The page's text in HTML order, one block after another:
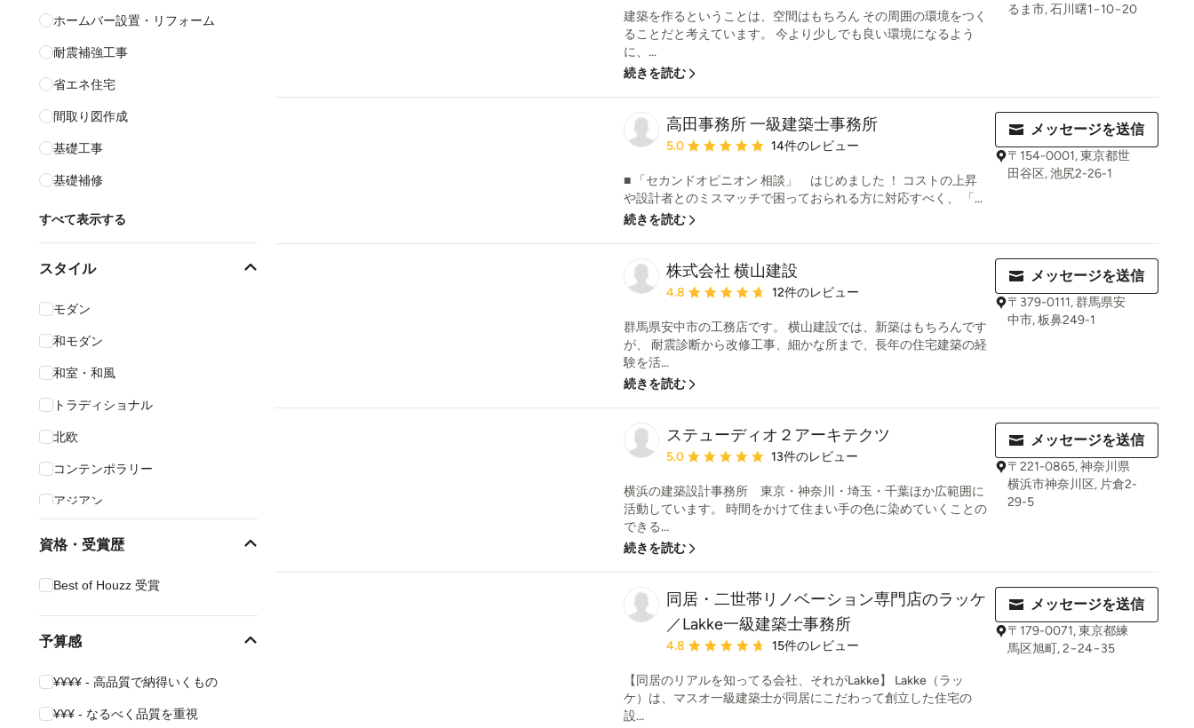
ホームバー設置・リフォーム
耐震補強工事
省エネ住宅
間取り図作成
基礎工事
基礎補修
すべて表示する
スタイル
モダン
和モダン
和室・和風
トラディショナル
北欧
コンテンポラリー
アジアン
シャビーシック調
資格・受賞歴
Best of Houzz 受賞
予算感
¥¥¥¥ - 高品質で納得いくもの
¥¥¥ - なるべく品質を重視
建築を作るということは、空間はもちろん その周囲の環境をつく
ることだと考えています。 今より少しでも良い環境になるよう
に、...
続きを読む
るま市, 石川曙1−10−20
高田事務所 一級建築士事務所
平均評価：5つ星中 星5
5.0 14件のレビュー
■ 「セカンドオピニオン 相談」 はじめました ！ コストの上昇
や設計者とのミスマッチで困っておられる方に対応すべく、 「...
続きを読む
メッセージを送信
〒154-0001, 東京都世
田谷区, 池尻2-26-1
株式会社 横山建設
平均評価：5つ星中 星4.8
4.8 12件のレビュー
群馬県安中市の工務店です。 横山建設では、新築はもちろんです
が、 耐震診断から改修工事、細かな所まで、長年の住宅建築の経
験を活...
続きを読む
メッセージを送信
〒379-0111, 群馬県安
中市, 板鼻249-1
ステューディオ２アーキテクツ
平均評価：5つ星中 星5
5.0 13件のレビュー
横浜の建築設計事務所 東京・神奈川・埼玉・千葉ほか広範囲に
活動しています。 時間をかけて住まい手の色に染めていくことの
できる...
続きを読む
メッセージを送信
〒221-0865, 神奈川県
横浜市神奈川区, 片倉2-
29-5
同居・二世帯リノベーション専門店のラッケ
／Lakke一級建築士事務所
平均評価：5つ星中 星4.8
4.8 15件のレビュー
【同居のリアルを知ってる会社、それがLakke】 Lakke（ラッ
ケ）は、マスオ一級建築士が同居にこだわって創立した住宅の
設...
メッセージを送信
〒179-0071, 東京都練
馬区旭町, 2−24−35